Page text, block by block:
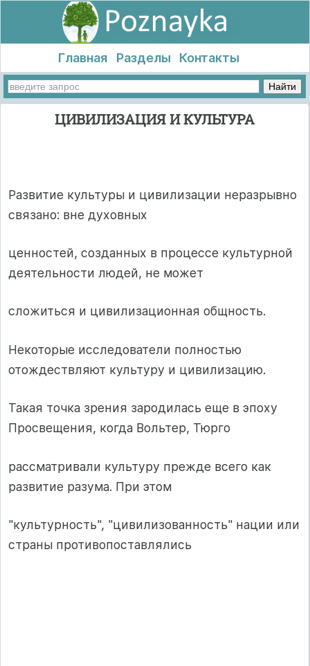
Главная Разделы Контакты
ЦИВИЛИЗАЦИЯ И КУЛЬТУРА
Развитие культуры и цивилизации неразрывно
связано: вне духовных
ценностей, созданных в процессе культурной
деятельности людей, не может
сложиться и цивилизационная общность.
Некоторые исследователи полностью
отождествляют культуру и цивилизацию.
Такая точка зрения зародилась еще в эпоху
Просвещения, когда Вольтер, Тюрго
рассматривали культуру прежде всего как
развитие разума. При этом
"культурность", "цивилизованность" нации или
страны противопоставлялись